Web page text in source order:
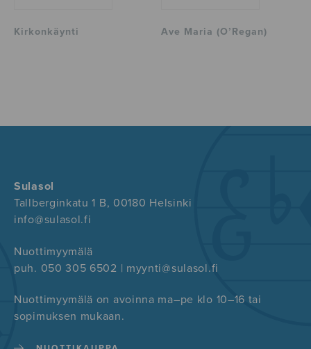
Kirkonkäynti Ave Maria (O’Regan)
Sulasol
Tallberginkatu 1 B, 00180 Helsinki
info@sulasol.fi
Nuottimyymälä
puh. 050 305 6502 | myynti@sulasol.fi
Nuottimyymälä on avoinna ma–pe klo 10–16 tai
sopimuksen mukaan.